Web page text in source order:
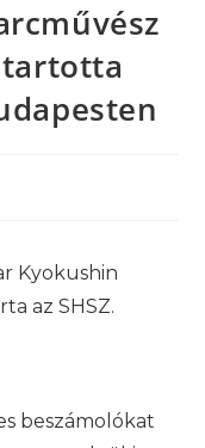
tartotta
Kyokushin
az SHSZ.
beszámolókat